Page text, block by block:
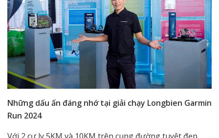
Những dấu ấn đáng nhớ tại giải chạy Longbien Garmin
Run 2024